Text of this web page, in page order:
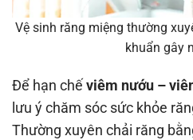
Vệ sinh răng miệng thường
khuẩn gây
Để hạn chế viêm nướu –
lưu ý chăm sóc sức khỏe
Thường xuyên chải răng